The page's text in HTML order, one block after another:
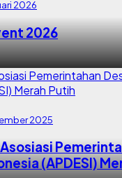
2026
2026
2025
(APDESI)